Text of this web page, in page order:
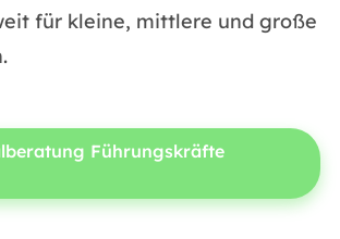
für kleine, mittlere und große
Führungskräfte